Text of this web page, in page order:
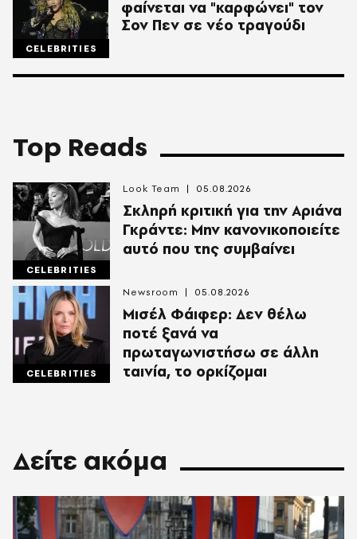
CELEBRITIES
φαίνεται να "καρφώνει" τον
Σον Πεν σε νέο τραγούδι
Top Reads
CELEBRITIES
Σκληρή κριτική για την Αριάνα
Γκράντε: Μην κανονικοποιείτε
αυτό που της συμβαίνει
Look Team 05.08.2026
CELEBRITIES
Μισέλ Φάιφερ: Δεν θέλω
ποτέ ξανά να
πρωταγωνιστήσω σε άλλη
ταινία, το ορκίζομαι
Newsroom 05.08.2026
Δείτε ακόμα